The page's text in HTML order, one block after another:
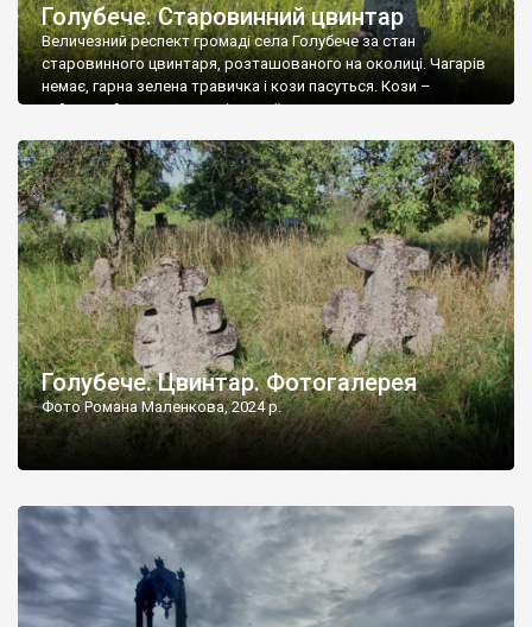
Голубече. Старовинний цвинтар
Величезний респект громаді села Голубече за стан
старовинного цвинтаря, розташованого на околиці. Чагарів
немає, гарна зелена травичка і кози пасуться. Кози –
найкращий регулятор шкідливої, для старих кладовищ,
бруньками, кози ті бруньки обгризають, бо то улюблений
делікатес. На цвинтарі у Голубечому ціла колекція
різноманітних форм хрестів. Село відносно невелике, […]
Голубече. Цвинтар. Фотогалерея
Фото Романа Маленкова, 2024 р.